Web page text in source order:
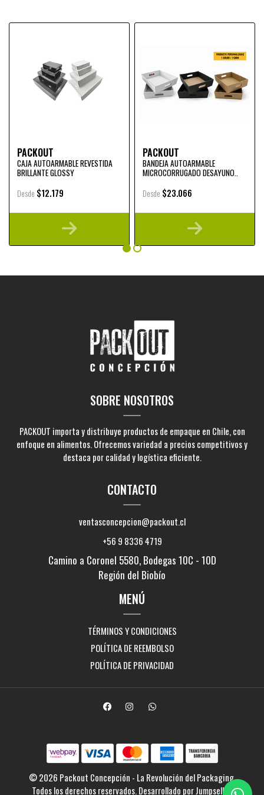
PACKOUT
CAJA AUTOARMABLE REVESTIDA
BRILLANTE GLOSSY
Desde $12.179
PACKOUT
BANDEJA AUTOARMABLE
MICROCORRUGADO DESAYUNO..
Desde $23.066
SOBRE NOSOTROS
PACKOUT importa y distribuye productos de empaque en Chile, con
enfoque en alimentos. Ofrecemos variedad a precios competitivos y
destaca por calidad y logística eficiente.
CONTACTO
ventasconcepcion@packout.cl
+56 9 8336 4719
Camino a Coronel 5580, Bodegas 10C - 10D
Región del Biobío
MENÚ
TÉRMINOS Y CONDICIONES
POLÍTICA DE REEMBOLSO
POLÍTICA DE PRIVACIDAD
© 2026 Packout Concepción - La Revolución del Packaging.
Todos los derechos reservados.Desarrollado por Jumpseller .